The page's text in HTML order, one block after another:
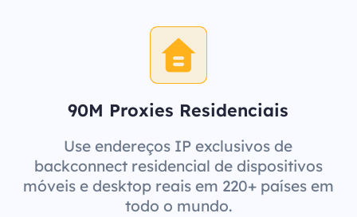
90M Proxies Residenciais
Use endereços IP exclusivos de
backconnect residencial de dispositivos
móveis e desktop reais em 220+ países em
todo o mundo.